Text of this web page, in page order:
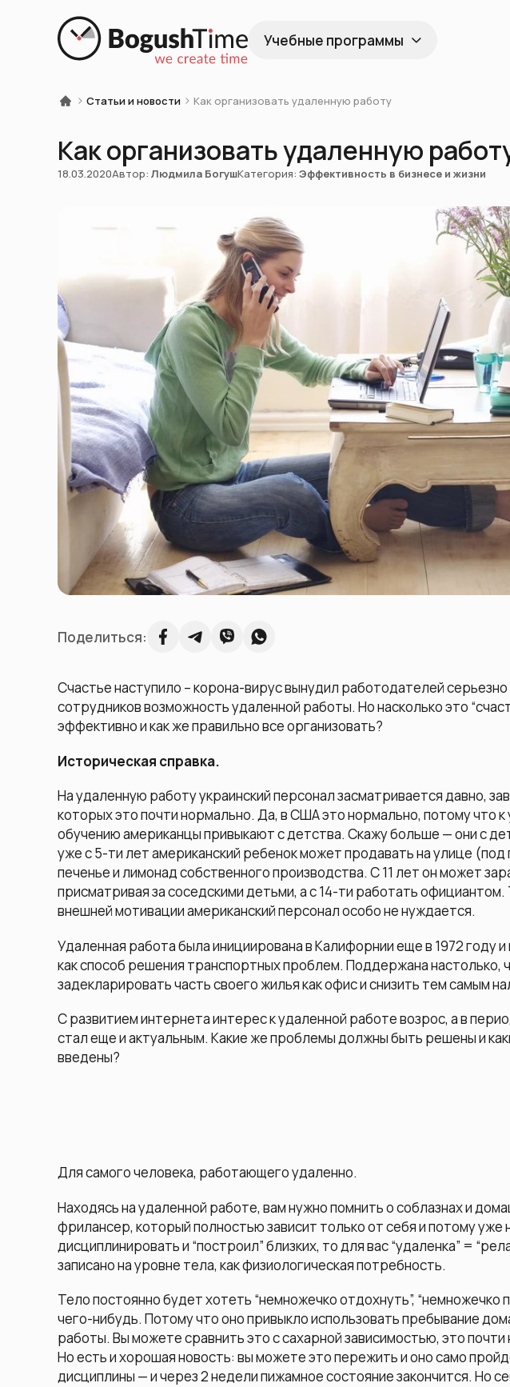
Учебные программы
Статьи и новости Как организовать удаленную работу
Как организовать удаленную
18.03.2020Автор: Людмила БогушКатегория: Эффективность в бизнесе и жизни
Поделиться:
Счастье наступило – корона-вирус вынудил работодателей
сотрудников возможность удаленной работы. Но насколько это
эффективно и как же правильно все организовать?
Историческая справка.
На удаленную работу украинский персонал засматривается давно,
которых это почти нормально. Да, в США это нормально, потому что
обучению американцы привыкают с детства. Скажу больше — они с
уже с 5-ти лет американский ребенок может продавать на улице
печенье и лимонад собственного производства. С 11 лет он может
присматривая за соседскими детьми, а с 14-ти работать официантом.
внешней мотивации американский персонал особо не нуждается.
Удаленная работа была инициирована в Калифорнии еще в 1972 году
как способ решения транспортных проблем. Поддержана настолько,
задекларировать часть своего жилья как офис и снизить тем самым
С развитием интернета интерес к удаленной работе возрос, а в
стал еще и актуальным. Какие же проблемы должны быть решены и
введены?
Для самого человека, работающего удаленно.
Находясь на удаленной работе, вам нужно помнить о соблазнах и
фрилансер, который полностью зависит только от себя и потому уже
дисциплинировать и “построил” близких, то для вас “удаленка” =
записано на уровне тела, как физиологическая потребность.
Тело постоянно будет хотеть “немножечко отдохнуть”, “немножечко
чего-нибудь. Потому что оно привыкло использовать пребывание
работы. Вы можете сравнить это с сахарной зависимостью, это почти
Но есть и хорошая новость: вы можете это пережить и оно само
дисциплины — и через 2 недели пижамное состояние закончится. Но